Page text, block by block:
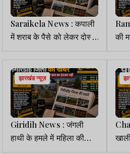
Saraikela News : कपाली
में शराब के पैसे को लेकर दोस्त
पर फायरिंग, पैर में लगी गोली
की
की
झारखंड न्यूज़
Giridih News : जंगली
हाथी के हमले में महिला की
मौत, वन विभाग ने दिया एक